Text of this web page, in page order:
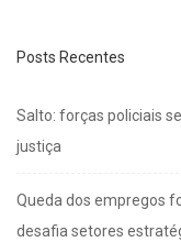
Posts Recentes
Salto: forças policiais
justiça
Queda dos empregos
desafia setores